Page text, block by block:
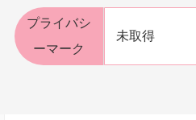
プライバシ
ーマーク
未取得